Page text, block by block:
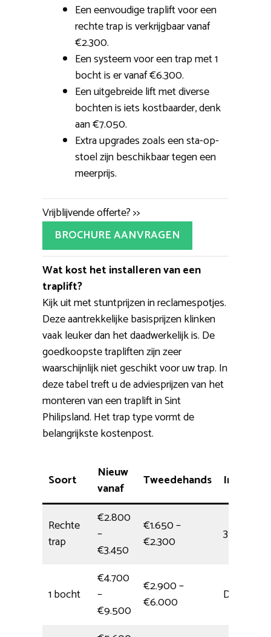
Een eenvoudige traplift voor een
rechte trap is verkrijgbaar vanaf
€2.300.
Een systeem voor een trap met 1
bocht is er vanaf €6.300.
Een uitgebreide lift met diverse
bochten is iets kostbaarder, denk
aan €7.050.
Extra upgrades zoals een sta-op-
stoel zijn beschikbaar tegen een
meerprijs.
Vrijblijvende offerte? >>
BROCHURE AANVRAGEN
Wat kost het installeren van een
traplift?
Kijk uit met stuntprijzen in reclamespotjes.
Deze aantrekkelijke basisprijzen klinken
vaak leuker dan het daadwerkelijk is. De
goedkoopste trapliften zijn zeer
waarschijnlijk niet geschikt voor uw trap. In
deze tabel treft u de adviesprijzen van het
monteren van een traplift in Sint
Philipsland. Het trap type vormt de
belangrijkste kostenpost.
Soort
Nieuw
vanaf
Tweedehands
Rechte
trap
€2.800
–
€3.450
€1.650 –
€2.300
3,5 uur
1 bocht
€4.700
–
€9.500
€2.900 –
€6.000
Dagdeel